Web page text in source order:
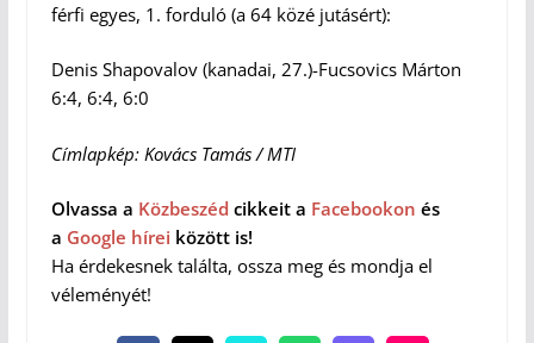
férfi egyes, 1. forduló (a 64 közé jutásért):
Denis Shapovalov (kanadai, 27.)-Fucsovics Márton
6:4, 6:4, 6:0
Címlapkép: Kovács Tamás / MTI
Olvassa a Közbeszéd cikkeit a Facebookon és
a Google hírei között is!
Ha érdekesnek találta, ossza meg és mondja el
véleményét!